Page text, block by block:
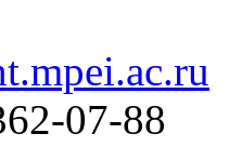
07-88